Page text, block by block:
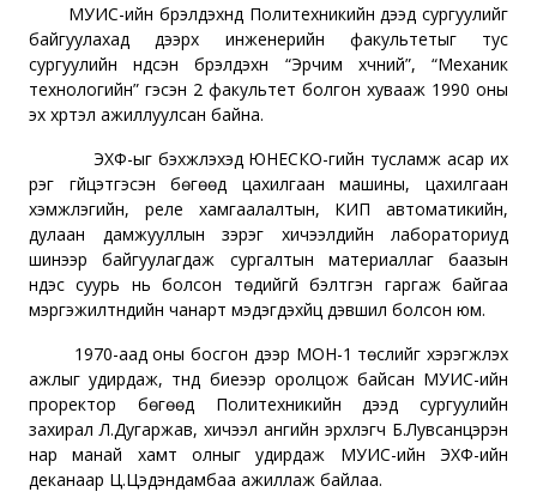
МУИС-ийн бүрэлдэхүүнд Политехникийн дээд сургуулийг
байгуулахад дээрх инженерийн факультетыг тус
сургуулийн үндсэн бүрэлдэхүүн “Эрчим хүчний”, “Механик
технологийн” гэсэн 2 факультет болгон хувааж 1990 оны
эх хүртэл ажиллуулсан байна.
ЭХФ-ыг бэхжүүлэхэд ЮНЕСКО-гийн тусламж асар их
үүрэг гүйцэтгэсэн бөгөөд цахилгаан машины, цахилгаан
хэмжлэгийн, реле хамгаалалтын, КИП автоматикийн,
дулаан дамжууллын зэрэг хичээлүүдийн лабораториуд
шинээр байгуулагдаж сургалтын материаллаг баазын
үндэс суурь нь болсон төдийгүй бэлтгэн гаргаж байгаа
мэргэжилтнүүдийн чанарт мэдэгдэхүйц дэвшил болсон юм.
1970-аад оны босгон дээр МОН-1 төслийг хэрэгжүүлэх
ажлыг удирдаж, түүнд биеээр оролцож байсан МУИС-ийн
проректор бөгөөд Политехникийн дээд сургуулийн
захирал Л.Дугаржав, хичээл ангийн эрхлэгч Б.Лувсанцэрэн
нар манай хамт олныг удирдаж МУИС-ийн ЭХФ-ийн
деканаар Ц.Цэдэндамбаа ажиллаж байлаа.